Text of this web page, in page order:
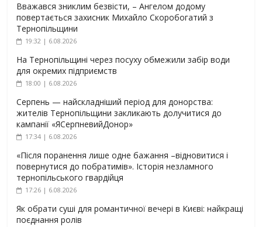
Вважався зниклим безвісти, – Ангелом додому
повертається захисник Михайло Скоробогатий з
Тернопільщини
19:32 | 6.08.2026
На Тернопільщині через посуху обмежили забір води
для окремих підприємств
18:00 | 6.08.2026
Серпень — найскладніший період для донорства:
жителів Тернопільщини закликають долучитися до
кампанії «ЯСерпневийДонор»
17:34 | 6.08.2026
«Після поранення лише одне бажання –відновитися і
повернутися до побратимів». Історія незламного
тернопільського гвардійця
17:26 | 6.08.2026
Як обрати суші для романтичної вечері в Києві: найкращі
поєднання ролів